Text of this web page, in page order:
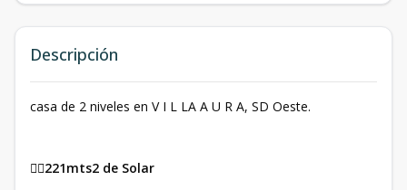
Descripción
casa de 2 niveles en V I L LA A U R A, SD Oeste.
👉🏼221mts2 de Solar